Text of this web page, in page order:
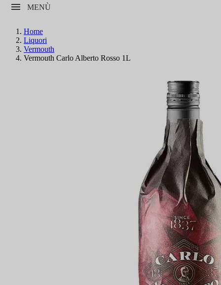
MENÙ
Home
Liquori
Vermouth
Vermouth Carlo Alberto Rosso 1L